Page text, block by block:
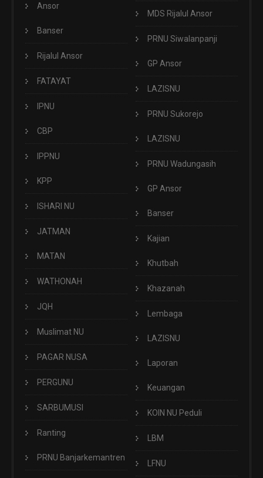
Ansor
Banser
Rijalul Ansor
FATAYAT
IPNU
CBP
IPPNU
KPP
ISHARI NU
JATMAN
MATAN
WATHONAH
JQH
Muslimat NU
PAGAR NUSA
PERGUNU
SARBUMUSI
Ranting
PRNU Banjarkemantren
MDS Rijalul Ansor
PRNU Siwalanpanji
GP Ansor
LAZISNU
PRNU Sukorejo
LAZISNU
PRNU Wadungasih
GP Ansor
Banser
Kajian
Khutbah
Khazanah
Lembaga
LAZISNU
Laporan
Keuangan
KOIN NU Peduli
LBM
LFNU